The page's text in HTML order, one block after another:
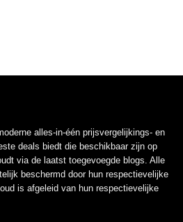
alles-in-één prijsvergelijkings- en
deals biedt die beschikbaar zijn op
via de laatst toegevoegde blogs. Alle
beschermd door hun respectievelijke
is afgeleid van hun respectievelijke